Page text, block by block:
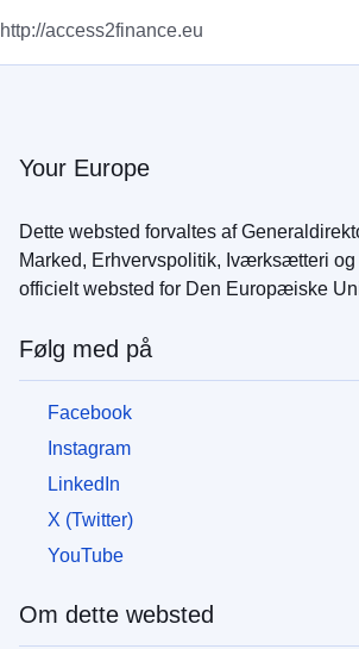
http://access2finance.eu
Your Europe
Dette websted forvaltes af
Marked, Erhvervspolitik, Iværksætteri og
officielt websted for Den Europæiske
Følg med på
Facebook
Instagram
LinkedIn
X (Twitter)
YouTube
Om dette websted